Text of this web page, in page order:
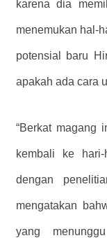
karena dia
menemukan hal-
potensial baru
apakah ada cara
“Berkat magang
kembali ke
dengan
mengatakan
yang